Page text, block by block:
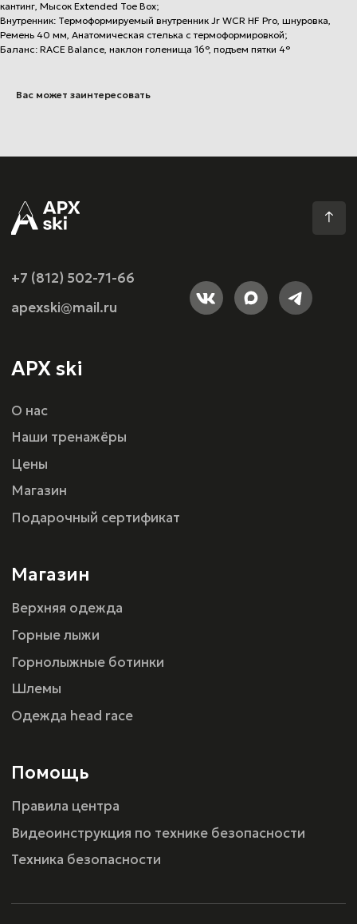
кантинг, Мысок Extended Toe Box;
Внутренник: Термоформируемый внутренник Jr WCR HF Pro, шнуровка,
Ремень 40 мм, Анатомическая стелька с термоформировкой;
Баланс: RACE Balance, наклон голенища 16°, подъем пятки 4°
Вас может заинтересовать
APX ski
О нас
г. Санкт-Петербург, ул.Шереметьевская 15,
ТРК ПУЛКОВО III
Разработка сайта
Горные лыжи
Горнолыжные ботинки
Помощь
Техника безопасности